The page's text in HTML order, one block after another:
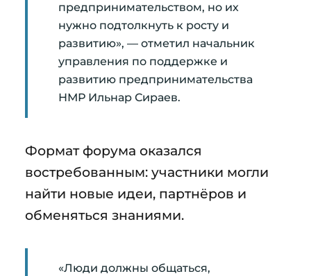
предпринимательством, но их
нужно подтолкнуть к росту и
развитию», — отметил начальник
управления по поддержке и
развитию предпринимательства
НМР Ильнар Сираев.
Формат форума оказался
востребованным: участники могли
найти новые идеи, партнёров и
обменяться знаниями.
«Люди должны общаться,